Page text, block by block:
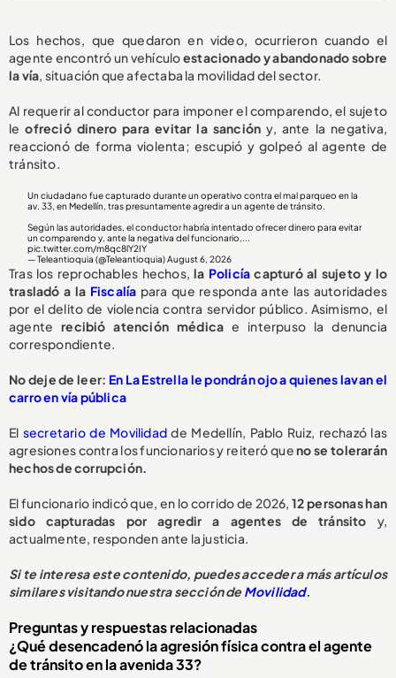
Los hechos, que quedaron en video, ocurrieron cuando el
agente encontró un vehículoestacionado y abandonado sobre
la vía, situación que afectaba la movilidad del sector.
Al requerir al conductor para imponer el comparendo, el sujeto
leofreció dinero para evitar la sanción y, ante la negativa,
reaccionó de forma violenta; escupió y golpeó al agente de
tránsito.
Un ciudadano fue capturado durante un operativo contra el mal parqueo en la
av. 33, en Medellín, tras presuntamente agredir a un agente de tránsito.
Según las autoridades, el conductor habría intentado ofrecer dinero para evitar
un comparendo y, ante la negativa del funcionario,...
pic.twitter.com/m8qc8lY2IY
— Teleantioquia (@Teleantioquia)August 6, 2026
Tras los reprochables hechos,la Policía capturó al sujeto y lo
trasladó a la Fiscalía para que responda ante las autoridades
por el delito de violencia contra servidor público. Asimismo, el
agenterecibió atención médica e interpuso la denuncia
correspondiente.
No deje de leer: En La Estrella le pondrán ojo a quienes lavan el
carro en vía pública
El secretario de Movilidad de Medellín, Pablo Ruiz, rechazó las
agresiones contra los funcionarios y reiteró queno se tolerarán
hechos de corrupción.
El funcionario indicó que, en lo corrido de 2026,12 personas han
sido capturadas por agredir a agentes de tránsito y,
actualmente, responden ante la justicia.
Si te interesa este contenido, puedes acceder a más artículos
similares visitando nuestra sección deMovilidad.
Preguntas y respuestas relacionadas
¿Qué desencadenó la agresión física contra el agente
de tránsito en la avenida 33?